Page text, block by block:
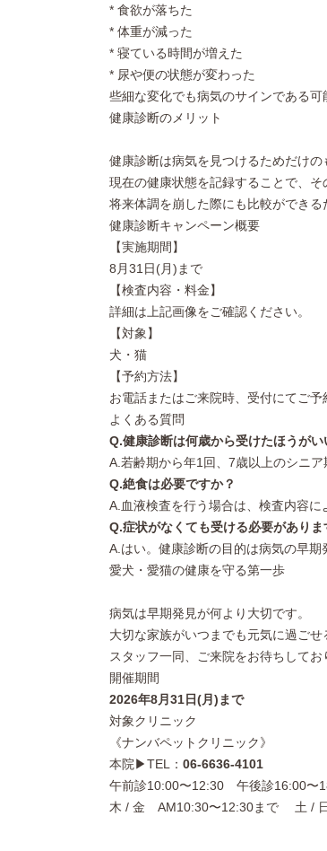
* 食欲が落ちた
* 体重が減った
* 寝ている時間が増えた
* 尿や便の状態が変わった
些細な変化でも病気のサインである可
健康診断のメリット
健康診断は病気を見つけるためだけの
現在の健康状態を記録することで、そ
将来体調を崩した際にも比較ができる
健康診断キャンペーン概要
【実施期間】
8月31日(月)まで
【検査内容・料金】
詳細は上記画像をご確認ください。
【対象】
犬・猫
【予約方法】
お電話またはご来院時、受付にてご予
よくある質問
Q.健康診断は何歳から受けたほうがい
A.若齢期から年1回、7歳以上のシニ
Q.絶食は必要ですか？
A.血液検査を行う場合は、検査内容に
Q.症状がなくても受ける必要がありま
A.はい。健康診断の目的は病気の早期
愛犬・愛猫の健康を守る第一歩
病気は早期発見が何より大切です。
大切な家族がいつまでも元気に過ご
スタッフ一同、ご来院をお待ちしてお
開催期間
2026年8月31日(月)まで
対象クリニック
《ナンバペットクリニック》
本院▶TEL： 06-6636-4101
午前診10:00〜12:30 午後診16:00〜
木 / 金 AM10:30〜12:30まで 土 /